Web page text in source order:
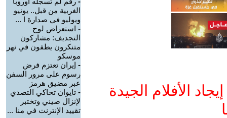
الأفلام الجيدة
الغربية من قبل.. يونيو
ويوليو في صدارة ا ...
- استعراض لوح
التجديف: مشاركون
متنكرون يطفون في نهر
موسكو
- إيران تعتزم فرض
رسوم على مرور السفن
عبر مضيق هرمز
- تايوان تحاكي التصدي
لإنزال صيني وتختبر
تقييد الإنترنت في منا ...